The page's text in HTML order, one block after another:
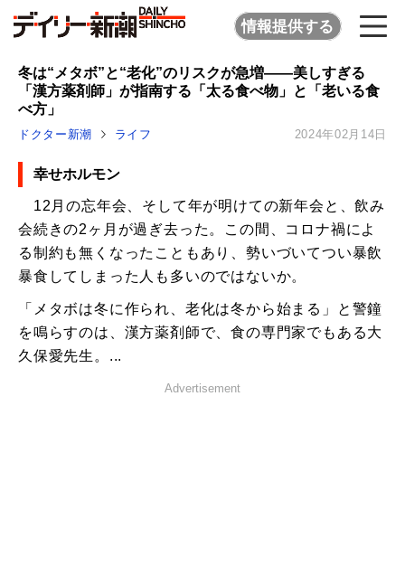
情報提供する
冬は“メタボ”と“老化”のリスクが急増――美しすぎる
「漢方薬剤師」が指南する「太る食べ物」と「老いる食
べ方」
ドクター新潮 ライフ 2024年02月14日
幸せホルモン
12月の忘年会、そして年が明けての新年会と、飲み
会続きの2ヶ月が過ぎ去った。この間、コロナ禍によ
る制約も無くなったこともあり、勢いづいてつい暴飲
暴食してしまった人も多いのではないか。
「メタボは冬に作られ、老化は冬から始まる」と警鐘
を鳴らすのは、漢方薬剤師で、食の専門家でもある大
久保愛先生。...
Advertisement